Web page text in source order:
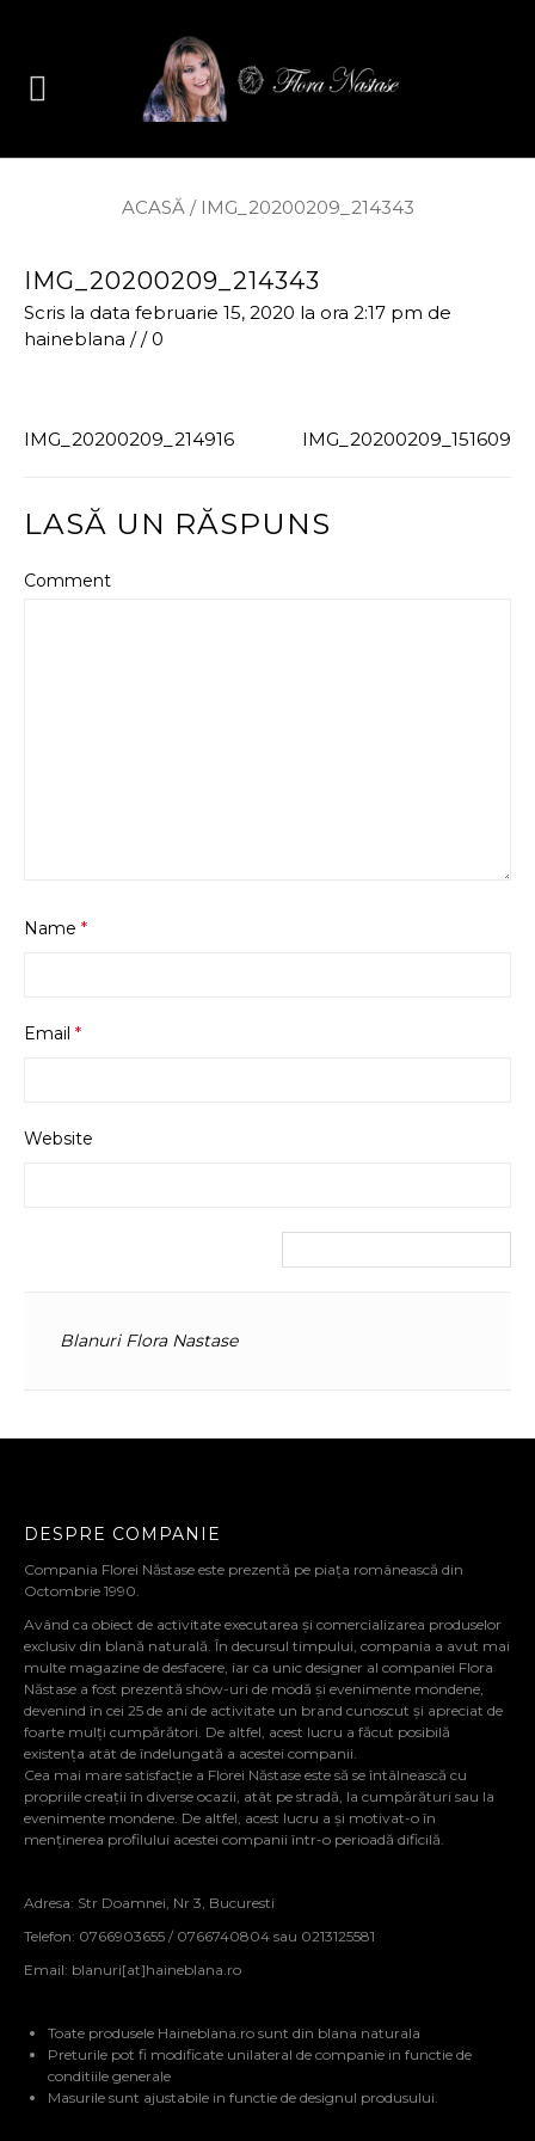
ACASĂ / IMG_20200209_214343
IMG_20200209_214343
Scris la data februarie 15, 2020 la ora 2:17 pm de
haineblana //0
IMG_20200209_214916 IMG_20200209_151609
LASĂ UN RĂSPUNS
Comment
Name *
Email *
Website
Blanuri Flora Nastase
DESPRE COMPANIE
Compania Florei Năstase este prezentă pe piața românească din
Octombrie 1990.
Având ca obiect de activitate executarea și comercializarea produselor
exclusiv din blană naturală. În decursul timpului, compania a avut mai
multe magazine de desfacere, iar ca unic designer al companiei Flora
Năstase a fost prezentă show-uri de modă și evenimente mondene,
devenind în cei 25 de ani de activitate un brand cunoscut și apreciat de
foarte mulți cumpărători. De altfel, acest lucru a făcut posibilă
existența atât de îndelungată a acestei companii.
Cea mai mare satisfacție a Florei Năstase este să se întâlnească cu
propriile creații în diverse ocazii, atât pe stradă, la cumpărături sau la
evenimente mondene. De altfel, acest lucru a și motivat-o în
menținerea profilului acestei companii într-o perioadă dificilă.
Adresa: Str Doamnei, Nr 3, Bucuresti
Telefon: 0766903655 / 0766740804 sau 0213125581
Email: blanuri[at]haineblana.ro
Toate produsele Haineblana.ro sunt din blana naturala
Preturile pot fi modificate unilateral de companie in functie de
conditiile generale
Masurile sunt ajustabile in functie de designul produsului.